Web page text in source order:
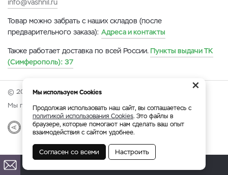
info@vashnil.ru
Товар можно забрать с наших складов (после
предварительного заказа): Адреса и контакты
Также работает доставка по всей России. Пункты выдачи ТК
(Симферополь): 37
© 2026 Онлайн-ярмарка ВАСХНиЛ.
Мы принимаем:
Разработка|Веб-аналитика
×
Мы используем Cookies
Продолжая использовать наш сайт, вы соглашаетесь с
политикой использования Cookies. Это файлы в
браузере, которые помогают нам сделать ваш опыт
взаимодействия с сайтом удобнее.
Согласен со всеми Настроить